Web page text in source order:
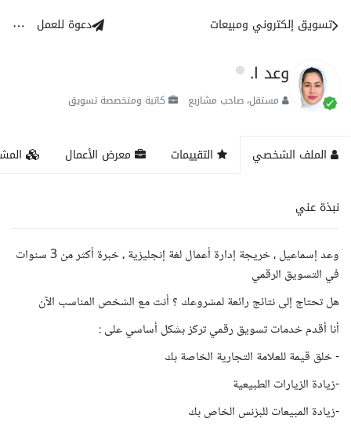
تسويق إلكتروني ومبيعات دعوة للعمل
وعد ا.
مستقل، صاحب مشاريع كاتبة ومتخصصة تسويق
الملف الشخصي التقييمات معرض الأعمال
نبذة عني
وعد إسماعيل ، خريجة إدارة أعمال لغة إنجليزية ، خبرة أكثر من 3 سنوات
في التسويق الرقمي
هل تحتاج إلى نتائج رائعة لمشروعك ؟ أنت مع الشخص المناسب الآن
أنا أقدم خدمات تسويق رقمي تركز بشكل أساسي على :
- خلق قيمة للعلامة التجارية الخاصة بك
-زيادة الزيارات الطبيعية
-زيادة المبيعات للبزنس الخاص بك